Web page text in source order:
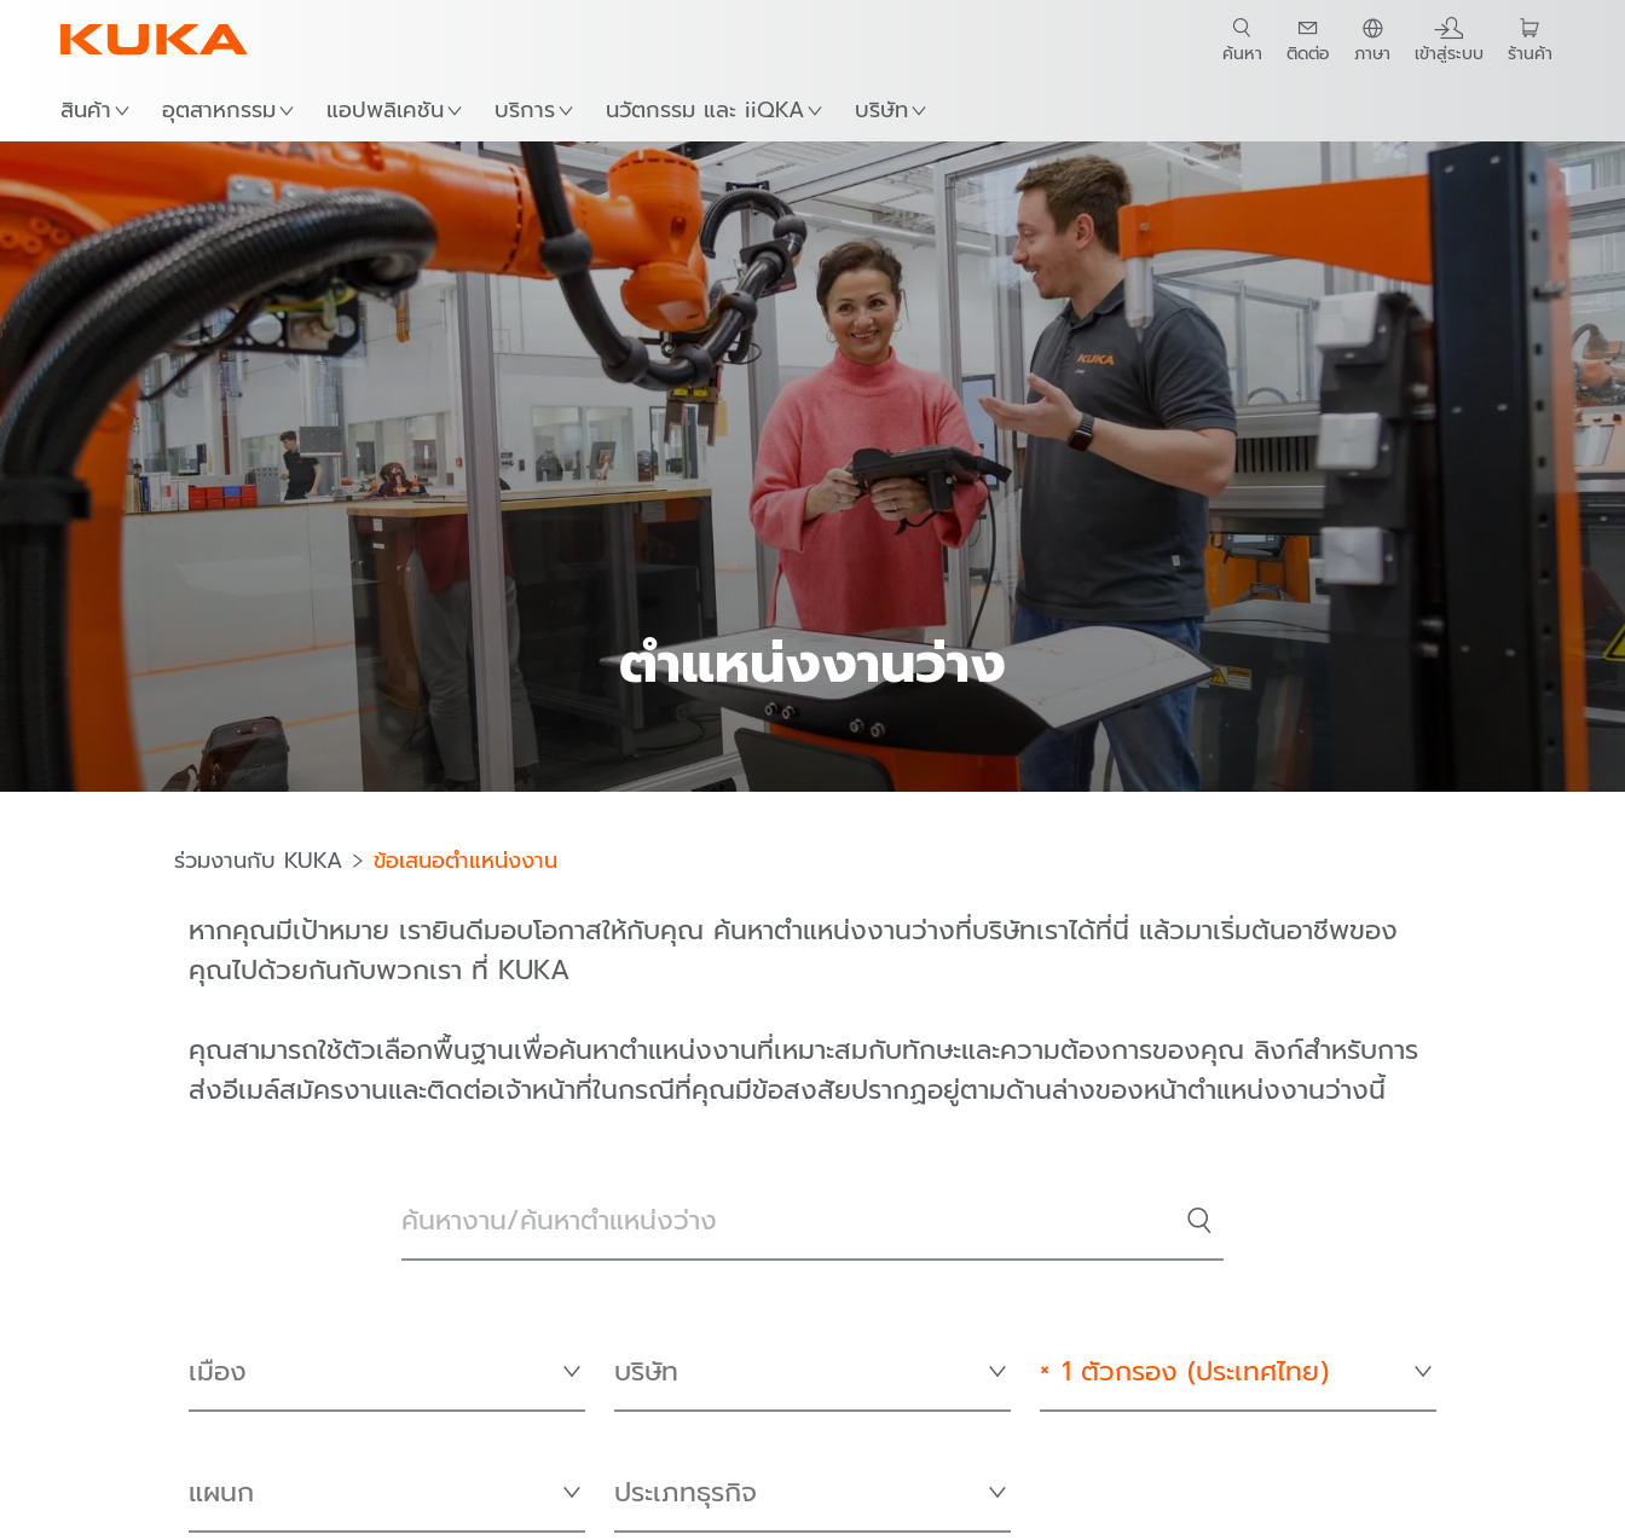
สินค้า อุตสาหกรรม แอปพลิเคชัน บริการ นวัตกรรม และ iiQKA บริษัท
ค้นหา ติดต่อ ภาษา เข้าสู่ระบบ ร้านค้า
ตำแหน่งงานว่าง
ร่วมงานกับ KUKA ข้อเสนอตำแหน่งงาน
หากคุณมีเป้าหมาย เรายินดีมอบโอกาสให้กับคุณ ค้นหาตำแหน่งงานว่างที่บริษัทเราได้ที่นี่ แล้วมาเริ่มต้นอาชีพของ
คุณไปด้วยกันกับพวกเรา ที่ KUKA
คุณสามารถใช้ตัวเลือกพื้นฐานเพื่อค้นหาตำแหน่งงานที่เหมาะสมกับทักษะและความต้องการของคุณ ลิงก์สำหรับการ
ส่งอีเมล์สมัครงานและติดต่อเจ้าหน้าที่ในกรณีที่คุณมีข้อสงสัยปรากฏอยู่ตามด้านล่างของหน้าตำแหน่งงานว่างนี้
× 1 ตัวกรอง (ประเทศไทย)